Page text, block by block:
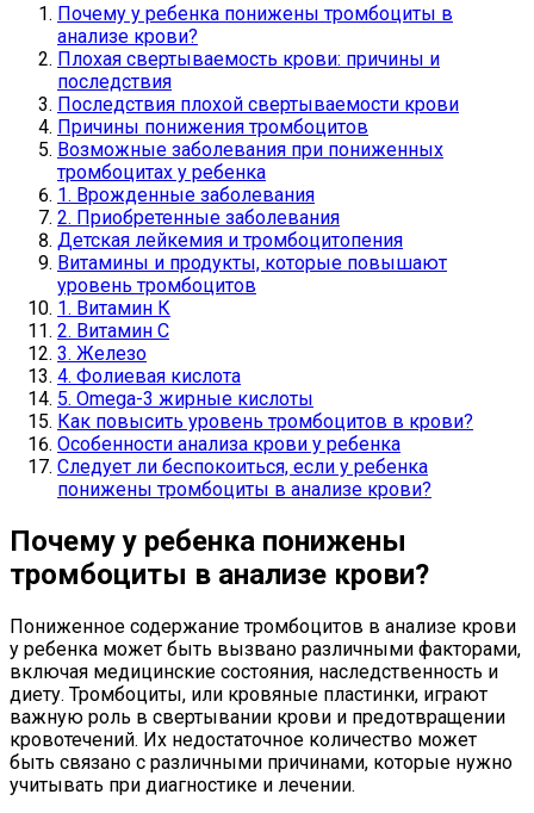
Почему у ребенка понижены тромбоциты в
анализе крови?
Плохая свертываемость крови: причины и
последствия
Последствия плохой свертываемости крови
Причины понижения тромбоцитов
Возможные заболевания при пониженных
тромбоцитах у ребенка
1. Врожденные заболевания
2. Приобретенные заболевания
Детская лейкемия и тромбоцитопения
Витамины и продукты, которые повышают
уровень тромбоцитов
1. Витамин К
2. Витамин С
3. Железо
4. Фолиевая кислота
5. Omega-3 жирные кислоты
Как повысить уровень тромбоцитов в крови?
Особенности анализа крови у ребенка
Следует ли беспокоиться, если у ребенка
понижены тромбоциты в анализе крови?
Почему у ребенка понижены
тромбоциты в анализе крови?
Пониженное содержание тромбоцитов в анализе крови
у ребенка может быть вызвано различными факторами,
включая медицинские состояния, наследственность и
диету. Тромбоциты, или кровяные пластинки, играют
важную роль в свертывании крови и предотвращении
кровотечений. Их недостаточное количество может
быть связано с различными причинами, которые нужно
учитывать при диагностике и лечении.